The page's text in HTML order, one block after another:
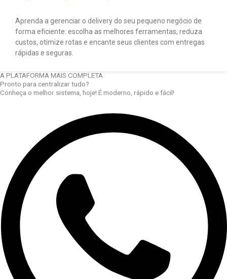
Aprenda a gerenciar o delivery do seu pequeno negócio de
forma eficiente: escolha as melhores ferramentas, reduza
custos, otimize rotas e encante seus clientes com entregas
rápidas e seguras.
A PLATAFORMA MAIS COMPLETA
Pronto para centralizar tudo?
Conheça o melhor sistema, hoje! É moderno, rápido e fácil!